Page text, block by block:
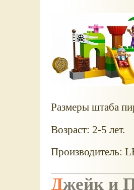
Размеры штаба
Возраст: 2-5 лет.
Производитель:
Джейк и